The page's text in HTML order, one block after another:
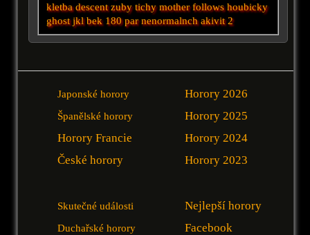
kletba descent zuby tichy mother follows houbicky
ghost jkl bek 180 par nenormalnch akivit 2
Japonské horory
Španělské horory
Horory Francie
České horory
Horory 2026
Horory 2025
Horory 2024
Horory 2023
Skutečné události
Duchařské horory
Nejlepší horory
Facebook